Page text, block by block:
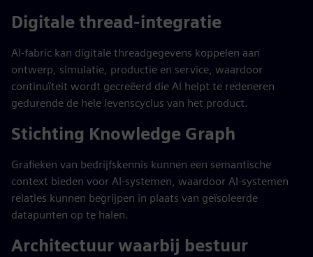
Digitale thread-integratie
AI-fabric kan digitale threadgegevens koppelen aan
ontwerp, simulatie, productie en service, waardoor
continuïteit wordt gecreëerd die AI helpt te redeneren
gedurende de hele levenscyclus van het product.
Stichting Knowledge Graph
Grafieken van bedrijfskennis kunnen een semantische
context bieden voor AI-systemen, waardoor AI-systemen
relaties kunnen begrijpen in plaats van geïsoleerde
datapunten op te halen.
Architectuur waarbij bestuur